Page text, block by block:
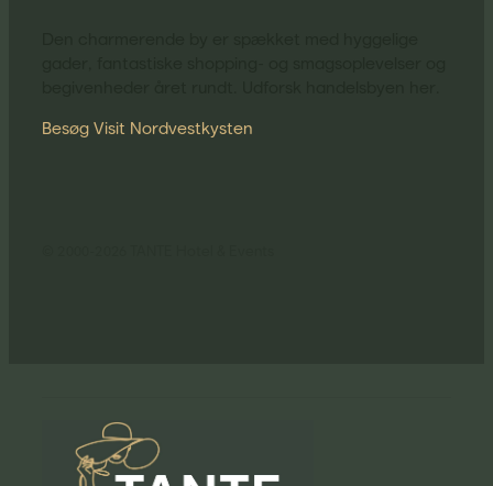
Besøg Visit Nordvestkysten